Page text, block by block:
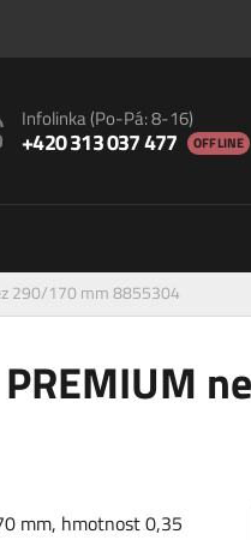
Infolinka(Po-Pá: 8-16)
+420 313 037 477 OFFLINE
290/170 mm 8855304
PREMIUM
mm, hmotnost 0,35